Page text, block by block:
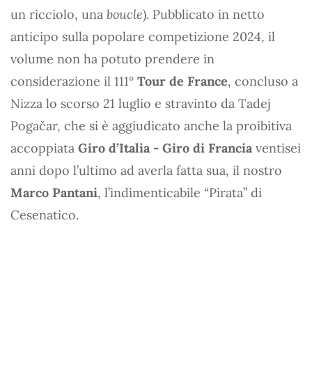
un ricciolo, una boucle). Pubblicato in netto
anticipo sulla popolare competizione 2024, il
volume non ha potuto prendere in
considerazione il 111° Tour de France, concluso a
Nizza lo scorso 21 luglio e stravinto da Tadej
Pogačar, che si è aggiudicato anche la proibitiva
accoppiata Giro d’Italia - Giro di Francia ventisei
anni dopo l’ultimo ad averla fatta sua, il nostro
Marco Pantani, l’indimenticabile “Pirata” di
Cesenatico.